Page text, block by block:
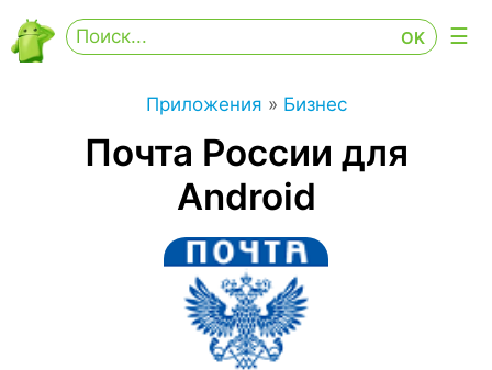
Приложения » Бизнес
Почта России для
Android